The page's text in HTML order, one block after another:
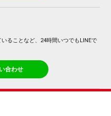
ることなど、24時間いつでもLINEで
合わせ